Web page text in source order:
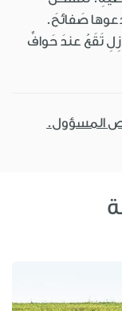
صَفائحَ.
تَقَعُ عندَ حَوافِّ
المسؤول.